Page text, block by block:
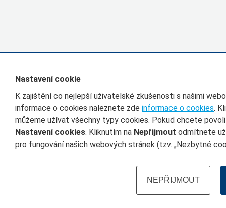
Nastavení cookie
K zajištění co nejlepší uživatelské zkušenosti s našimi
informace o cookies naleznete zde informace o cookies.
můžeme užívat všechny typy cookies. Pokud chcete
Nastavení cookies. Kliknutím na Nepřijmout odmítnete
pro fungování našich webových stránek (tzv. „Nezbytné
NEPŘIJMOUT